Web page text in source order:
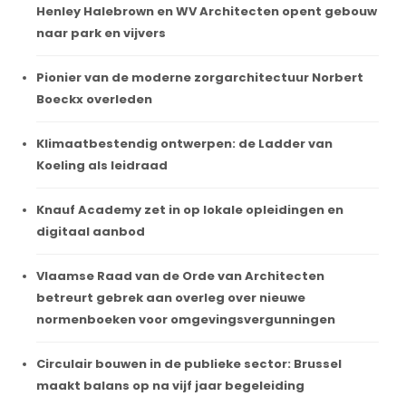
Henley Halebrown en WV Architecten opent gebouw
naar park en vijvers
Pionier van de moderne zorgarchitectuur Norbert
Boeckx overleden
Klimaatbestendig ontwerpen: de Ladder van
Koeling als leidraad
Knauf Academy zet in op lokale opleidingen en
digitaal aanbod
Vlaamse Raad van de Orde van Architecten
betreurt gebrek aan overleg over nieuwe
normenboeken voor omgevingsvergunningen
Circulair bouwen in de publieke sector: Brussel
maakt balans op na vijf jaar begeleiding